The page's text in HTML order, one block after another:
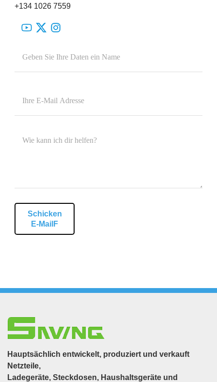
+134 1026 7559
Schicken
E-MailF
Hauptsächlich entwickelt, produziert und verkauft
Netzteile,
Ladegeräte, Steckdosen, Haushaltsgeräte und